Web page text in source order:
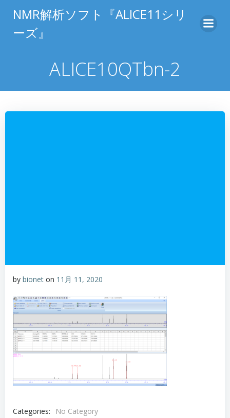
ン
へ
キ
NMR解析ソフト『ALICE11シリ
ーズ』
ALICE10QTbn-2
by bionet on 11月 11, 2020
Categories:
No Category